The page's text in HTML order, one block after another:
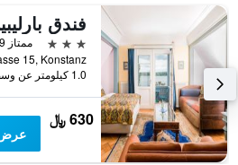
3 نجوم
ممتاز 8.9
1.0 كيلومتر عن وسط المدينة
630 ﷼
عرض